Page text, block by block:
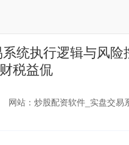
统执行逻辑与风
税益侃
网站：炒股配资软件_实盘交易